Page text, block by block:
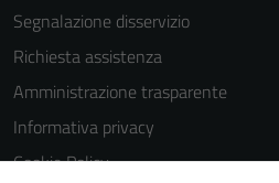
Segnalazione disservizio
Richiesta assistenza
Amministrazione trasparente
Informativa privacy
Cookie Policy